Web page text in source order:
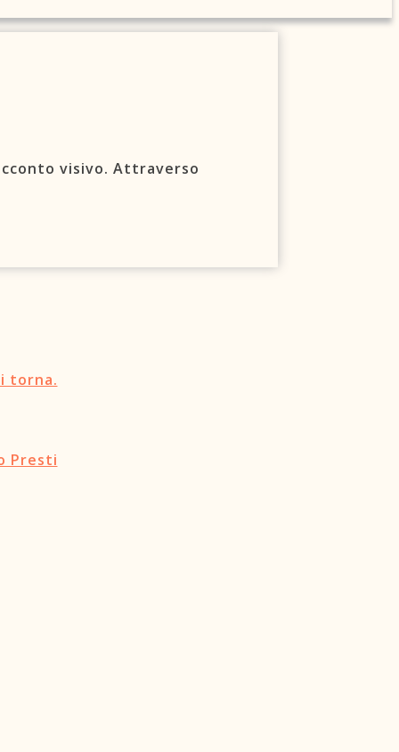
visivo. Attraverso
torna.
Presti